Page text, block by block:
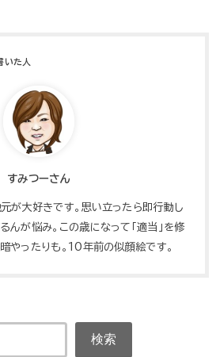
すみつーさん
が大好きです。思い立ったら即行動し
んが悩み。この歳になって「適当」を修
やったりも。10年前の似顔絵です。
検索